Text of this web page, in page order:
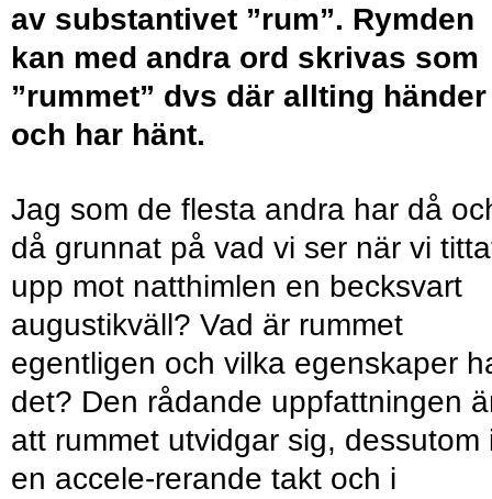
av substantivet ”rum”. Rymden
kan med andra ord skrivas som
”rummet” dvs där allting händer
och har hänt.
Jag som de flesta andra har då
då grunnat på vad vi ser när vi
upp mot natthimlen en becksvart
augustikväll? Vad är rummet
egentligen och vilka egenskaper
det? Den rådande uppfattningen
att rummet utvidgar sig, dessutom
en accele-rerande takt och i